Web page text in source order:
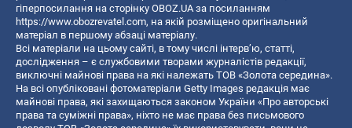
гіперпосилання на сторінку OBOZ.UA за посиланням
https://www.obozrevatel.com, на якій розміщено оригінальний
матеріал в першому абзаці матеріалу.
Всі матеріали на цьому сайті, в тому числі інтерв’ю, статті,
дослідження – є службовими творами журналістів редакції,
виключні майнові права на які належать ТОВ «Золота середина».
На всі опубліковані фотоматеріали Getty Images редакція має
майнові права, які захищаються законом України «Про авторські
права та суміжні права», ніхто не має права без письмового